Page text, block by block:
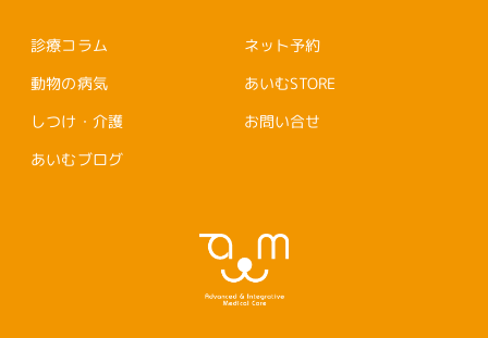
診療コラム
動物の病気
しつけ・介護
あいむブログ
ネット予約
あいむSTORE
お問い合せ